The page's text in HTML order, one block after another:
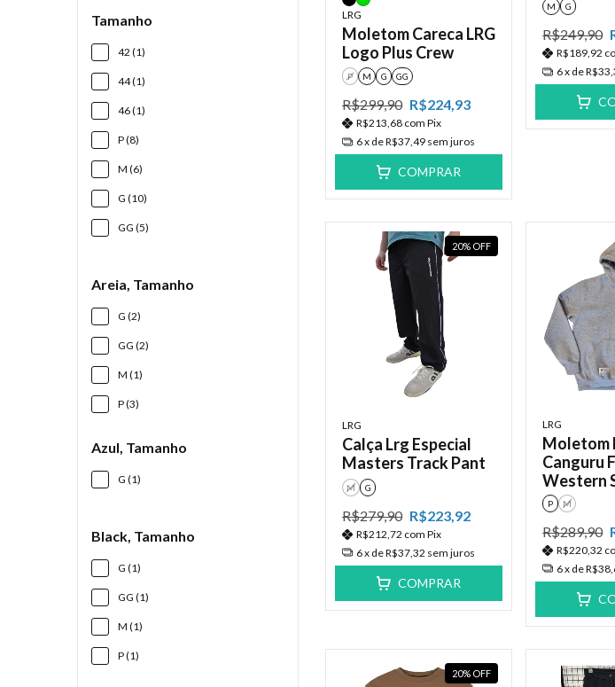
Tamanho
42 (1)
44 (1)
46 (1)
P (8)
M (6)
G (10)
GG (5)
Areia, Tamanho
G (2)
GG (2)
M (1)
P (3)
Azul, Tamanho
G (1)
Black, Tamanho
G (1)
GG (1)
M (1)
P (1)
LRG
Moletom Careca LRG
Logo Plus Crew
P M G GG
R$299,90 R$224,93
R$213,68 com Pix
6x deR$37,49 sem juros
COMPRAR
M G
R$249,90
R$189,92
6x de
20% OFF
LRG
Calça Lrg Especial
Masters Track Pant
M G
R$279,90 R$223,92
R$212,72 com Pix
6x deR$37,32 sem juros
COMPRAR
LRG
Moletom
Canguru
Western
Hoodie
P M
R$289,90
R$220,32
6x de
20% OFF